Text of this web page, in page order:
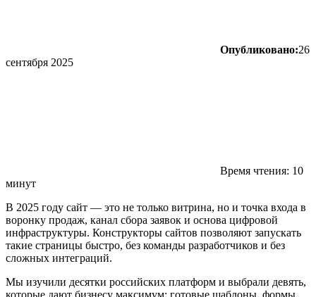
Опубликовано:26
сентября 2025
Время чтения: 10
минут
В 2025 году сайт — это не только витрина, но и точка входа в
воронку продаж, канал сбора заявок и основа цифровой
инфраструктуры. Конструкторы сайтов позволяют запускать
такие страницы быстро, без команды разработчиков и без
сложных интеграций.
Мы изучили десятки российских платформ и выбрали девять,
которые дают бизнесу максимум: готовые шаблоны, формы,